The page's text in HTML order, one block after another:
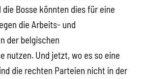
die Bosse könnten dies für eine
die Arbeits- und
der belgischen
nutzen. Und jetzt, wo es so eine
die rechten Parteien nicht in der